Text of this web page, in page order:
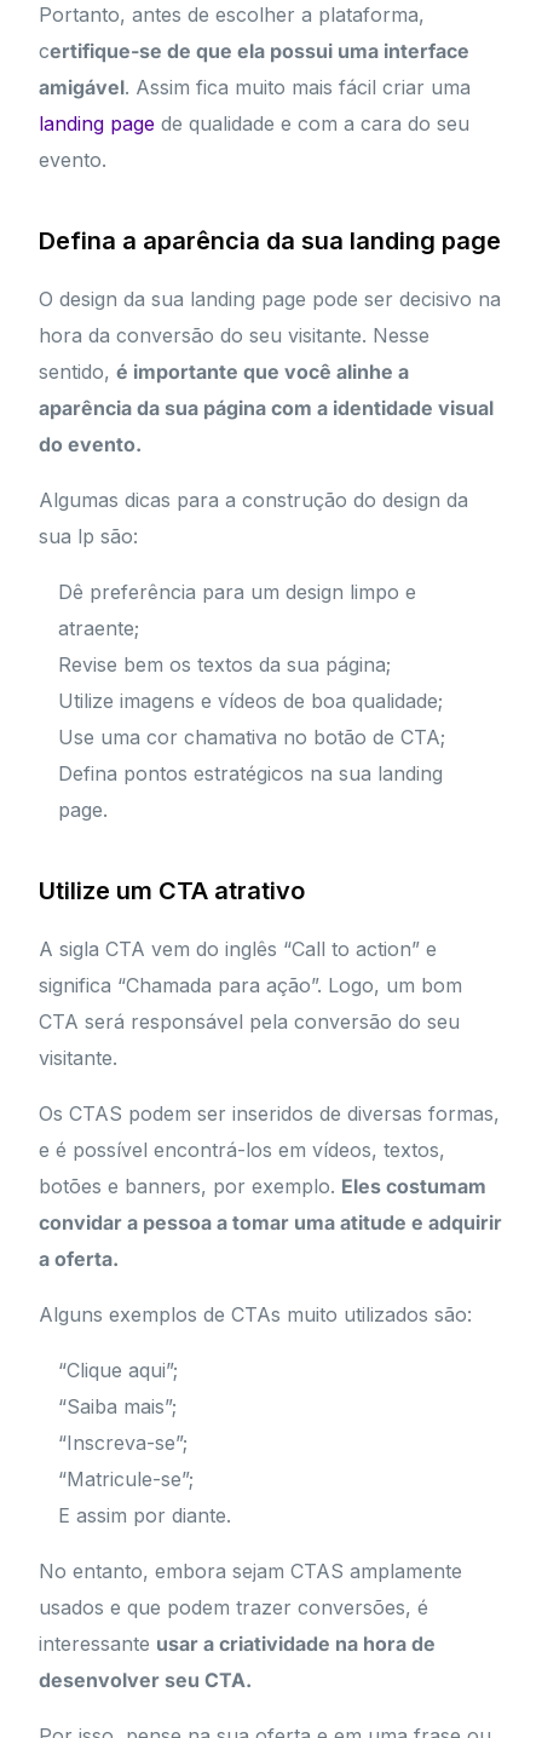
Portanto, antes de escolher a plataforma,
certifique-se de que ela possui uma interface
amigável. Assim fica muito mais fácil criar uma
landing page de qualidade e com a cara do seu
evento.
Defina a aparência da sua landing page
O design da sua landing page pode ser decisivo na
hora da conversão do seu visitante. Nesse
sentido,é importante que você alinhe a
aparência da sua página com a identidade visual
do evento.
Algumas dicas para a construção do design da
sua lp são:
Dê preferência para um design limpo e
atraente;
Revise bem os textos da sua página;
Utilize imagens e vídeos de boa qualidade;
Use uma cor chamativa no botão de CTA;
Defina pontos estratégicos na sua landing
page.
Utilize um CTA atrativo
A sigla CTA vem do inglês “Call to action” e
significa “Chamada para ação”. Logo, um bom
CTA será responsável pela conversão do seu
visitante.
Os CTAS podem ser inseridos de diversas formas,
e é possível encontrá-los em vídeos, textos,
botões e banners, por exemplo. Eles costumam
convidar a pessoa a tomar uma atitude e adquirir
a oferta.
Alguns exemplos de CTAs muito utilizados são:
“Clique aqui”;
“Saiba mais”;
“Inscreva-se”;
“Matricule-se”;
E assim por diante.
No entanto, embora sejam CTAS amplamente
usados e que podem trazer conversões, é
interessante usar a criatividade na hora de
desenvolver seu CTA.